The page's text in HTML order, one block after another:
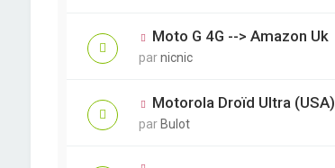
Moto G 4G --> Amazon Uk
parnicnic
Motorola Droïd Ultra (USA)
par Bulot